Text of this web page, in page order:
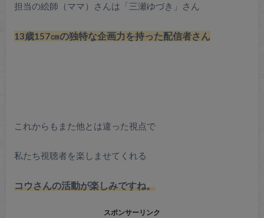
担当の絵師（ママ）さんは「三瀬ゆづき」さん
13歳157㎝の独特な企画力を持った配信者さん
これからもまた他とは違った視点で
私たち視聴者を楽しませてくれる
コウさんの活動が楽しみですね。
スポンサーリンク